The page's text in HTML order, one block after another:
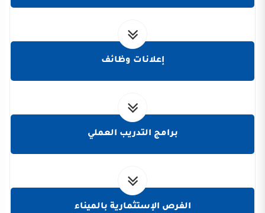
إعلانات وظائف
برامج التدريب العملي
الفرص الإستثمارية بالميناء